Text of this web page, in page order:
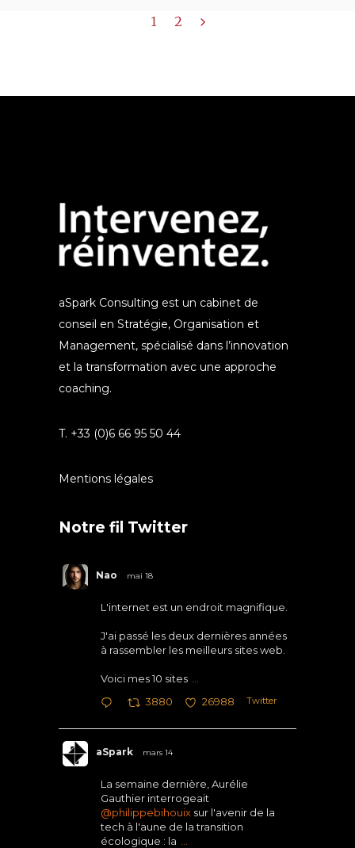
1 2
aSpark Consulting est un cabinet de
conseil en Stratégie, Organisation et
Management, spécialisé dans l’innovation
et la transformation avec une approche
coaching.
T. +33 (0)6 66 95 50 44
Mentions légales
Notre fil Twitter
Nao mai 18
L'internet est un endroit magnifique.
J'ai passé les deux dernières années
à rassembler les meilleurs sites web.
Voici mes 10 sites
3880 26988 Twitter
aSpark mars 14
La semaine dernière, Aurélie
Gauthier interrogeait
@philippebihouix sur l'avenir de la
tech à l'aune de la transition
écologique : la